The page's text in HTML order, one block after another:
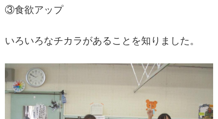
③食欲アップ
いろいろなチカラがあることを知りました。